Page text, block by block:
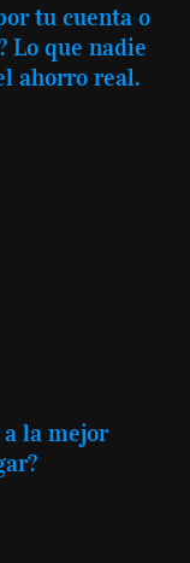
tu cuenta o
Lo que nadie
ahorro real.
la mejor